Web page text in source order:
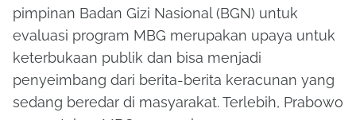
pimpinan Badan Gizi Nasional (BGN) untuk
evaluasi program MBG merupakan upaya untuk
keterbukaan publik dan bisa menjadi
penyeimbang dari berita-berita keracunan yang
sedang beredar di masyarakat. Terlebih, Prabowo